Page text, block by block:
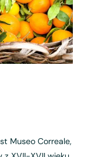
Museo Correale,